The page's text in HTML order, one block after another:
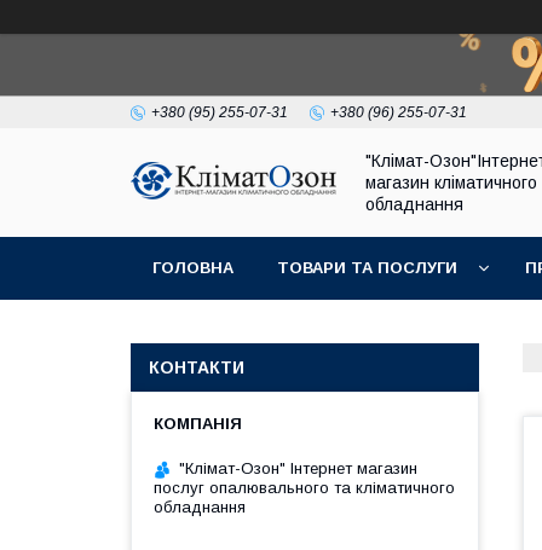
+380 (95) 255-07-31 +380 (96) 255-07-31
"Клімат-
магазин кліматичного
обладнання
ГОЛОВНА ТОВАРИ ТА ПОСЛУГИ
КОНТАКТИ
"Клімат-Озон" Інтернет магазин
послуг опалювального та кліматичного
обладнання